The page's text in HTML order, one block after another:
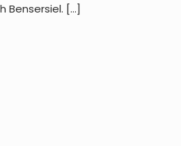
Bensersiel. […]